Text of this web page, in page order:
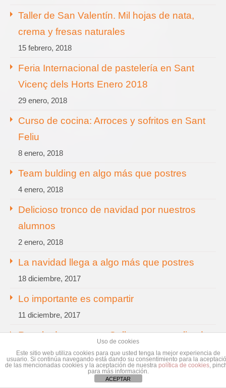
Taller de San Valentín. Mil hojas de nata,
crema y fresas naturales
15 febrero, 2018
Feria Internacional de pastelería en Sant
Vicenç dels Horts Enero 2018
29 enero, 2018
Curso de cocina: Arroces y sofritos en Sant
Feliu
8 enero, 2018
Team bulding en algo más que postres
4 enero, 2018
Delicioso tronco de navidad por nuestros
alumnos
2 enero, 2018
La navidad llega a algo más que postres
18 diciembre, 2017
Lo importante es compartir
11 diciembre, 2017
Regalo de empresa. Galletas personalizadas
en Algo más que postres Sant Feliu
4 diciembre, 2017
Uso de cookies
Este sitio web utiliza cookies para que usted tenga la mejor experiencia de
usuario. Si continúa navegando está dando su consentimiento para la
de las mencionadas cookies y la aceptación de nuestra política de cookies,
para más información.
ACEPTAR